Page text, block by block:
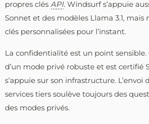
propres clés API. Windsurf s’appuie
Sonnet et des modèles Llama 3.1, mais
clés personnalisées pour l’instant.
La confidentialité est un point sensible.
d’un mode privé robuste et est certifié
s’appuie sur son infrastructure. L’envoi
services tiers soulève toujours des
des modes privés.